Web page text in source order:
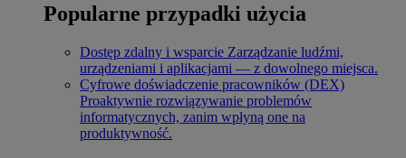
Popularne przypadki użycia
Dostęp zdalny i wsparcie Zarządzanie ludźmi,
urządzeniami i aplikacjami — z dowolnego miejsca.
Cyfrowe doświadczenie pracowników (DEX)
Proaktywnie rozwiązywanie problemów
informatycznych, zanim wpłyną one na
produktywność.